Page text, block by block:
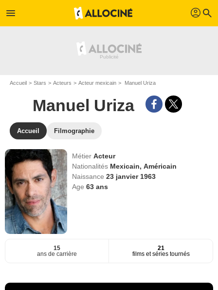
menu profil search
Accueil Stars Acteurs Acteur mexicain Manuel Uriza
Manuel Uriza
Accueil Filmographie
MétierActeur
Nationalités Mexicain, Américain
Naissance23 janvier 1963
Age63 ans
15
ans de carrière
21
films et séries tournés